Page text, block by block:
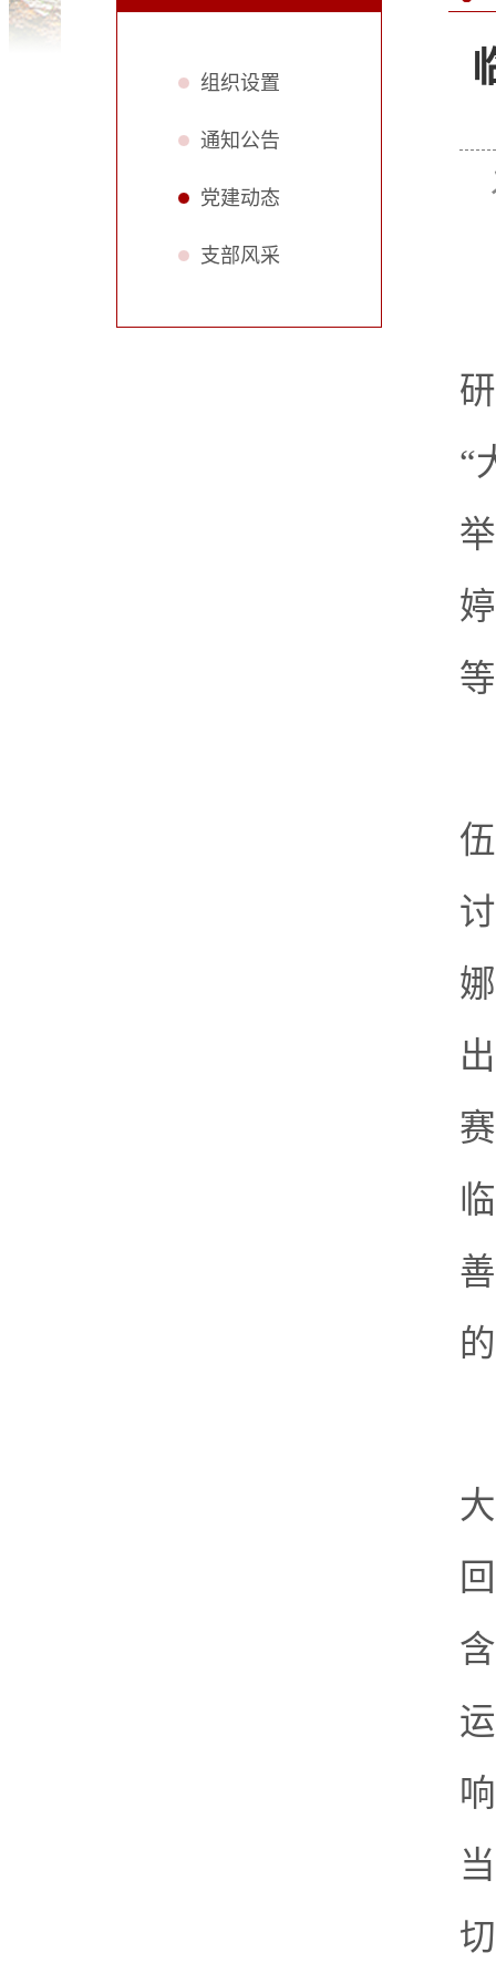
组织设置
通知公告
党建动态
支部风采
“